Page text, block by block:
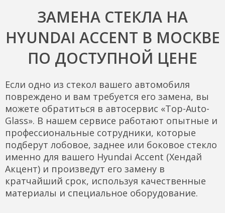
ЗАМЕНА СТЕКЛА НА
HYUNDAI ACCENT В МОСКВЕ
ПО ДОСТУПНОЙ ЦЕНЕ
Если одно из стекол вашего автомобиля
повреждено и вам требуется его замена, вы
можете обратиться в автосервис «Top-Auto-
Glass». В нашем сервисе работают опытные и
профессиональные сотрудники, которые
подберут лобовое, заднее или боковое стекло
именно для вашего Hyundai Accent (Хендай
Акцент) и произведут его замену в
кратчайший срок, используя качественные
материалы и специальное оборудование.